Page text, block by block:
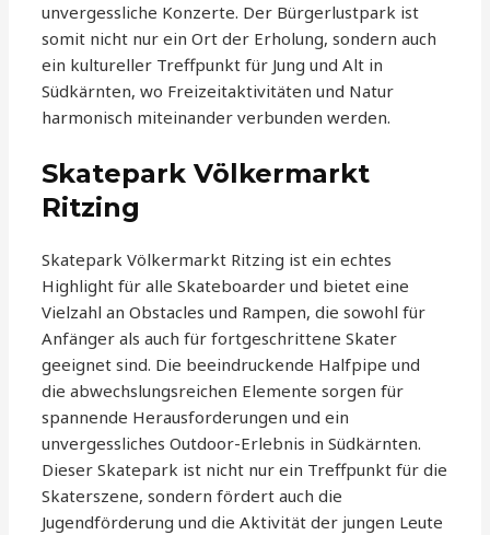
unvergessliche Konzerte. Der Bürgerlustpark ist
somit nicht nur ein Ort der Erholung, sondern auch
ein kultureller Treffpunkt für Jung und Alt in
Südkärnten, wo Freizeitaktivitäten und Natur
harmonisch miteinander verbunden werden.
Skatepark Völkermarkt
Ritzing
Skatepark Völkermarkt Ritzing ist ein echtes
Highlight für alle Skateboarder und bietet eine
Vielzahl an Obstacles und Rampen, die sowohl für
Anfänger als auch für fortgeschrittene Skater
geeignet sind. Die beeindruckende Halfpipe und
die abwechslungsreichen Elemente sorgen für
spannende Herausforderungen und ein
unvergessliches Outdoor-Erlebnis in Südkärnten.
Dieser Skatepark ist nicht nur ein Treffpunkt für die
Skaterszene, sondern fördert auch die
Jugendförderung und die Aktivität der jungen Leute